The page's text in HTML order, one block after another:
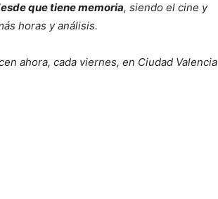
que tiene memoria, siendo el cine y
horas y análisis.
ahora, cada viernes, en Ciudad Valencia